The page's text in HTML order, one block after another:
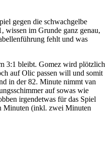
gegen die schwachgelbe
wissen im Grunde ganz genau,
fehlt und was
3:1 bleibt. Gomez wird plötzlich
auf Olic passen will und somit
in der 82. Minute nimmt van
auf sowas wie
irgendetwas für das Spiel
Minuten (inkl. zwei Minuten